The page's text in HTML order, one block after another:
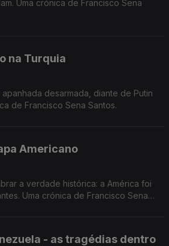
Uma crónica de Francisco Sena
na Turquia
desarmada, diante de Putin
de Francisco Sena Santos.
Americano
a verdade histórica: a América foi
Uma crónica de Francisco Sena
- as tragédias dentro